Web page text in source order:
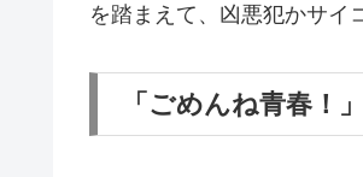
を踏まえて、凶悪犯かサ
「ごめんね青春！